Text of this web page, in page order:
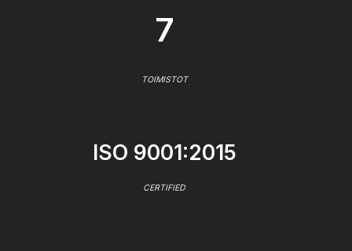
7
TOIMISTOT
ISO 9001:2015
CERTIFIED